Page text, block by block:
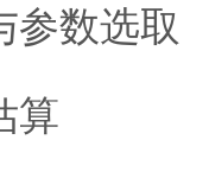
参数选取
算